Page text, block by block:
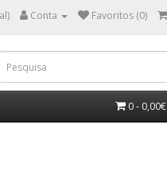
Conta Favoritos (0)
0 - 0,00€